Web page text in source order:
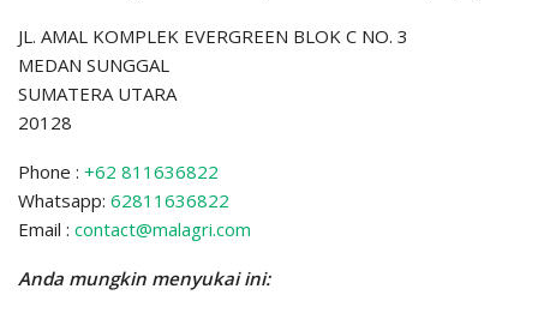
JL. AMAL KOMPLEK EVERGREEN BLOK C NO. 3
MEDAN SUNGGAL
SUMATERA UTARA
20128
Phone : +62 811636822
Whatsapp: 62811636822
Email : contact@malagri.com
Anda mungkin menyukai ini: